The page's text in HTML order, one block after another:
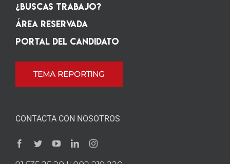
¿Buscas Trabajo?
Área Reservada
Portal del candidato
TEMA REPORTING
CONTACTA CON NOSOTROS